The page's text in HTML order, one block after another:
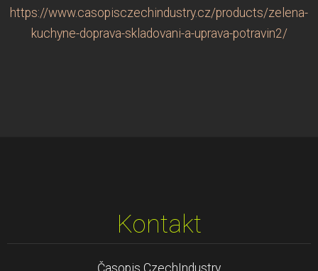
https://www.casopisczechindustry.cz/products/zelena-
kuchyne-doprava-skladovani-a-uprava-potravin2/
Kontakt
Časopis CzechIndustry